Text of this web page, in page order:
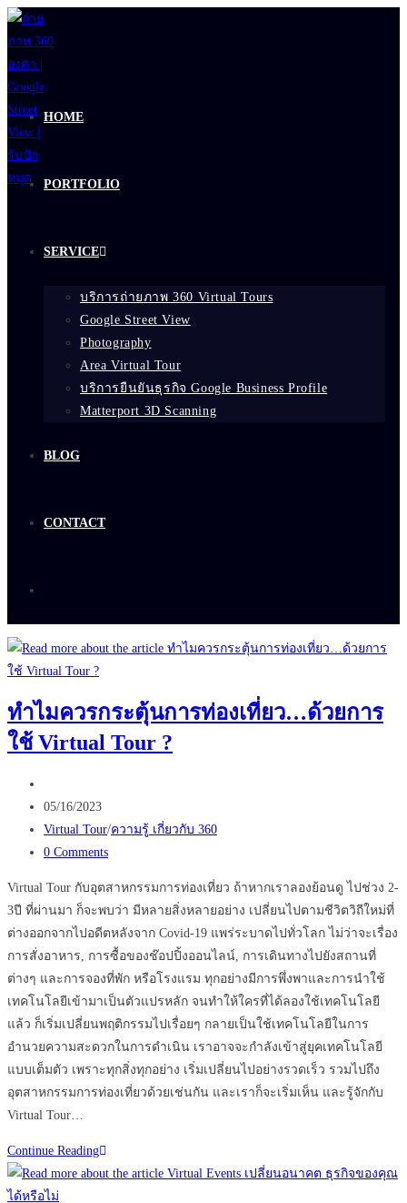
Skip
to
content
HOME
PORTFOLIO
SERVICE
บริการถ่ายภาพ 360 Virtual Tours
Google Street View
Photography
Area Virtual Tour
บริการยืนยันธุรกิจ Google Business Profile
Matterport 3D Scanning
BLOG
CONTACT
ทำไมควรกระตุ้นการท่องเที่ยว…ด้วยการ
ใช้ Virtual Tour ?
author:
Post
published:
05/16/2023
Post
category:
Virtual Tour/ความรู้ เกี่ยวกับ 360
Post
0 Comments
Virtual Tour กับอุตสาหกรรมการท่องเที่ยว ถ้าหากเราลองย้อนดู ไปช่วง 2-
3ปี ที่ผ่านมา ก็จะพบว่า มีหลายสิ่งหลายอย่าง เปลี่ยนไปตามชีวิตวิถีใหม่ที่
ต่างออกจากไปอดีตหลังจาก Covid-19 แพร่ระบาดไปทั่วโลก ไม่ว่าจะเรื่อง
การสั่งอาหาร, การซื้อของช๊อปปิ้งออนไลน์, การเดินทางไปยังสถานที่
ต่างๆ และการจองที่พัก หรือโรงแรม ทุกอย่างมีการพึ่งพาและการนำใช้
เทคโนโลยีเข้ามาเป็นตัวแปรหลัก จนทำให้ใครที่ได้ลองใช้เทคโนโลยี
แล้ว ก็เริ่มเปลี่ยนพฤติกรรมไปเรื่อยๆ กลายเป็นใช้เทคโนโลยีในการ
อำนวยความสะดวกในการดำเนิน เราอาจจะกำลังเข้าสู่ยุคเทคโนโลยี
แบบเต็มตัว เพราะทุกสิ่งทุกอย่าง เริ่มเปลี่ยนไปอย่างรวดเร็ว รวมไปถึง
อุตสาหกรรมการท่องเที่ยวด้วยเช่นกัน และเราก็จะเริ่มเห็น และรู้จักกับ
Virtual Tour…
Continue Readingทำไม
ควร